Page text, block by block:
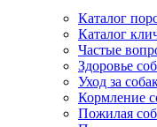
Каталог
Каталог
Частые
Здоровье
Уход за
Кормление
Пожилая